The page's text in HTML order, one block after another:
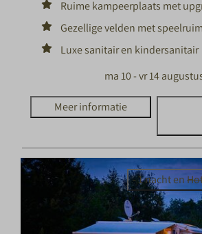
Ruime kampeerplaats met
Gezellige velden met
Luxe sanitair en kindersanitair
ma 10 - vr 14
Meer informatie
- 1 nacht en